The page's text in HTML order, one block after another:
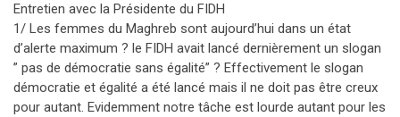
Entretien avec la Présidente du FIDH
1/ Les femmes du Maghreb sont aujourd’hui dans un état
d’alerte maximum ? le FIDH avait lancé dernièrement un slogan
” pas de démocratie sans égalité” ? Effectivement le slogan
démocratie et égalité a été lancé mais il ne doit pas être creux
pour autant. Evidemment notre tâche est lourde autant pour les